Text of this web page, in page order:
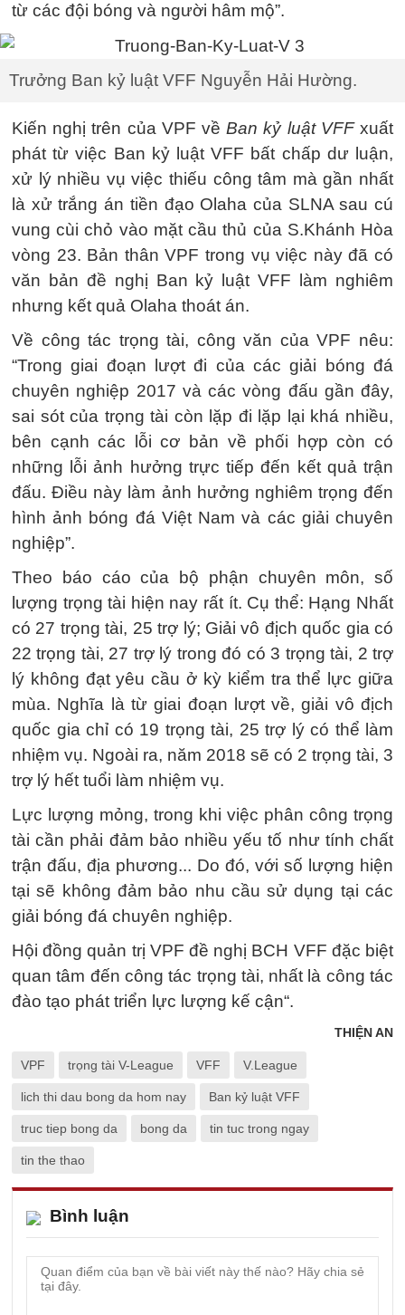
từ các đội bóng và người hâm mộ”.
Trưởng Ban kỷ luật VFF Nguyễn Hải Hường.
Kiến nghị trên của VPF vềBan kỷ luật VFFxuất
phát từ việc Ban kỷ luật VFF bất chấp dư luận,
xử lý nhiều vụ việc thiếu công tâm mà gần nhất
là xử trắng án tiền đạo Olaha của SLNA sau cú
vung cùi chỏ vào mặt cầu thủ của S.Khánh Hòa
vòng 23. Bản thân VPF trong vụ việc này đã có
văn bản đề nghị Ban kỷ luật VFF làm nghiêm
nhưng kết quả Olaha thoát án.
Về công tác trọng tài, công văn của VPF nêu:
“Trong giai đoạn lượt đi của các giải bóng đá
chuyên nghiệp 2017 và các vòng đấu gần đây,
sai sót của trọng tài còn lặp đi lặp lại khá nhiều,
bên cạnh các lỗi cơ bản về phối hợp còn có
những lỗi ảnh hưởng trực tiếp đến kết quả trận
đấu. Điều này làm ảnh hưởng nghiêm trọng đến
hình ảnh bóng đá Việt Nam và các giải chuyên
nghiệp”.
Theo báo cáo của bộ phận chuyên môn, số
lượng trọng tài hiện nay rất ít. Cụ thể: Hạng Nhất
có 27 trọng tài, 25 trợ lý; Giải vô địch quốc gia có
22 trọng tài, 27 trợ lý trong đó có 3 trọng tài, 2 trợ
lý không đạt yêu cầu ở kỳ kiểm tra thể lực giữa
mùa. Nghĩa là từ giai đoạn lượt về, giải vô địch
quốc gia chỉ có 19 trọng tài, 25 trợ lý có thể làm
nhiệm vụ. Ngoài ra, năm 2018 sẽ có 2 trọng tài, 3
trợ lý hết tuổi làm nhiệm vụ.
Lực lượng mỏng, trong khi việc phân công trọng
tài cần phải đảm bảo nhiều yếu tố như tính chất
trận đấu, địa phương... Do đó, với số lượng hiện
tại sẽ không đảm bảo nhu cầu sử dụng tại các
giải bóng đá chuyên nghiệp.
Hội đồng quản trị VPF đề nghị BCH VFF đặc biệt
quan tâm đến công tác trọng tài, nhất là công tác
đào tạo phát triển lực lượng kế cận“.
THIỆN AN
VPF trọng tài V-League VFF V.League
lich thi dau bong da hom nay Ban kỷ luật VFF
truc tiep bong da bong da tin tuc trong ngay
tin the thao
Bình luận